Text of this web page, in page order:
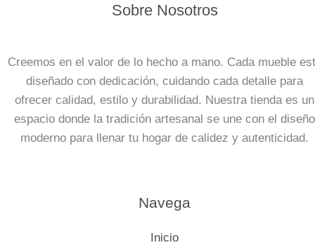
Sobre Nosotros
Creemos en el valor de lo hecho a mano. Cada mueble
diseñado con dedicación, cuidando cada detalle para
ofrecer calidad, estilo y durabilidad. Nuestra tienda es un
espacio donde la tradición artesanal se une con el diseño
moderno para llenar tu hogar de calidez y autenticidad.
Navega
Inicio